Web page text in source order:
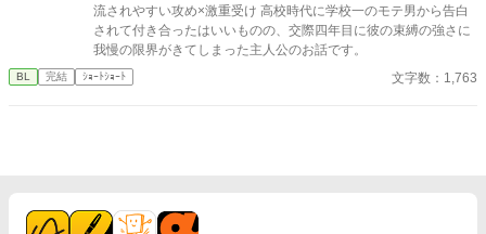
流されやすい攻め×激重受け 高校時代に学校一のモテ男から告白
されて付き合ったはいいものの、交際四年目に彼の束縛の強さに
我慢の限界がきてしまった主人公のお話です。
BL 完結 ｼｮｰﾄｼｮｰﾄ 文字数：1,763